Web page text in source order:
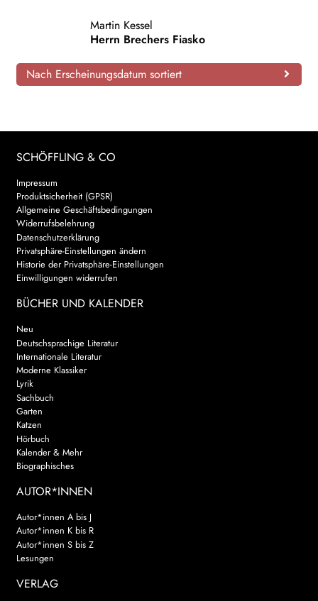
Search:
Martin Kessel
Herrn Brechers Fiasko
Nach Erscheinungsdatum sortiert
SCHÖFFLING & CO
Impressum
Produktsicherheit (GPSR)
Allgemeine Geschäftsbedingungen
Widerrufsbelehrung
Datenschutzerklärung
Privatsphäre-Einstellungen ändern
Historie der Privatsphäre-Einstellungen
Einwilligungen widerrufen
BÜCHER UND KALENDER
Neu
Deutschsprachige Literatur
Internationale Literatur
Moderne Klassiker
Lyrik
Sachbuch
Garten
Katzen
Hörbuch
Kalender & Mehr
Biographisches
AUTOR*INNEN
Autor*innen A bis J
Autor*innen K bis R
Autor*innen S bis Z
Lesungen
VERLAG